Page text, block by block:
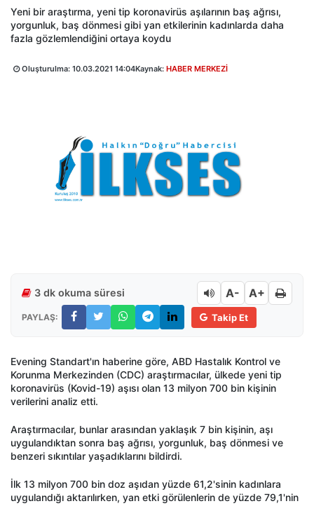
Yeni bir araştırma, yeni tip koronavirüs aşılarının baş ağrısı,
yorgunluk, baş dönmesi gibi yan etkilerinin kadınlarda daha
fazla gözlemlendiğini ortaya koydu
Oluşturulma: 10.03.2021 14:04Kaynak: HABER MERKEZİ
3 dk okuma süresi A- A+
PAYLAŞ: Takip Et
Evening Standart'ın haberine göre, ABD Hastalık Kontrol ve
Korunma Merkezinden (CDC) araştırmacılar, ülkede yeni tip
koronavirüs (Kovid-19) aşısı olan 13 milyon 700 bin kişinin
verilerini analiz etti.
Araştırmacılar, bunlar arasından yaklaşık 7 bin kişinin, aşı
uygulandıktan sonra baş ağrısı, yorgunluk, baş dönmesi ve
benzeri sıkıntılar yaşadıklarını bildirdi.
İlk 13 milyon 700 bin doz aşıdan yüzde 61,2'sinin kadınlara
uygulandığı aktarılırken, yan etki görülenlerin de yüzde 79,1'nin